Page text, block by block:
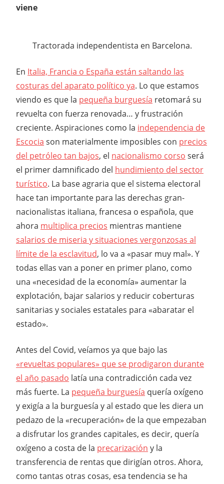
viene
Tractorada independentista en Barcelona.
En Italia, Francia o España están saltando las
costuras del aparato político ya. Lo que estamos
viendo es que la pequeña burguesía retomará su
revuelta con fuerza renovada… y frustración
creciente. Aspiraciones como la independencia de
Escocia son materialmente imposibles con precios
del petróleo tan bajos, el nacionalismo corso será
el primer damnificado del hundimiento del sector
turístico. La base agraria que el sistema electoral
hace tan importante para las derechas gran-
nacionalistas italiana, francesa o española, que
ahora multiplica precios mientras mantiene
salarios de miseria y situaciones vergonzosas al
límite de la esclavitud, lo va a «pasar muy mal». Y
todas ellas van a poner en primer plano, como
una «necesidad de la economía» aumentar la
explotación, bajar salarios y reducir coberturas
sanitarias y sociales estatales para «abaratar el
estado».
Antes del Covid, veíamos ya que bajo las
«revueltas populares» que se prodigaron durante
el año pasado latía una contradicción cada vez
más fuerte. La pequeña burguesía quería oxígeno
y exigía a la burguesía y al estado que les diera un
pedazo de la «recuperación» de la que empezaban
a disfrutar los grandes capitales, es decir, quería
oxígeno a costa de la precarización y la
transferencia de rentas que dirigían otros. Ahora,
como tantas otras cosas, esa tendencia se ha